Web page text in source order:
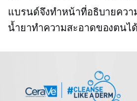
แบรนด์จึงทำหน้าที่อธิบายควา
น้ำยาทำความสะอาดของตนไ